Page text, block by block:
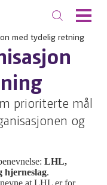
med tydelig retning
prioriterte mål
og
LHL,
hjerneslag.
at LHL er for